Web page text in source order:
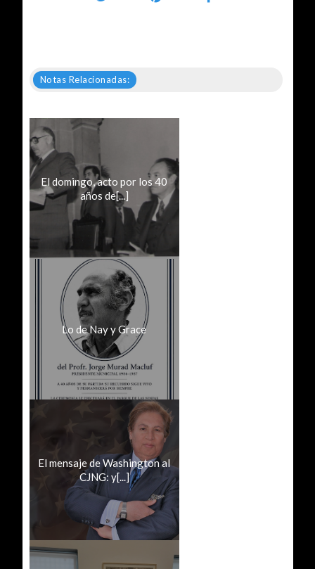
Notas Relacionadas:
El domingo, acto por los 40
años de[...]
Lo de Nay y Grace
El mensaje de Washington al
CJNG: y[...]